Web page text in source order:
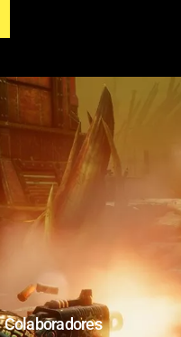
Colaboradores